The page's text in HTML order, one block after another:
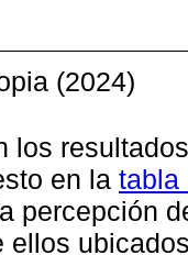
(2024)
los
en la tabla
percepción
ellos